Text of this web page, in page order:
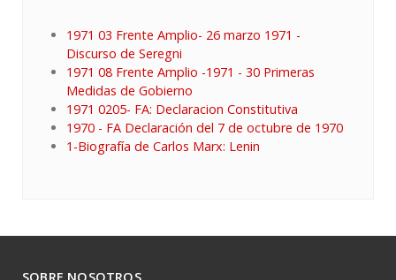
1971 03 Frente Amplio- 26 marzo 1971 -
Discurso de Seregni
1971 08 Frente Amplio -1971 - 30 Primeras
Medidas de Gobierno
1971 0205- FA: Declaracion Constitutiva
1970 - FA Declaración del 7 de octubre de 1970
1-Biografía de Carlos Marx: Lenin